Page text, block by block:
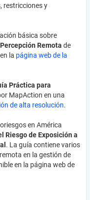
restricciones y
básica sobre
Percepción Remota de
la página web de la
Práctica para
MapAction en una
de alta resolución.
en América
Riesgo de Exposición a
. La guía contiene varios
en la gestión de
en la página web de